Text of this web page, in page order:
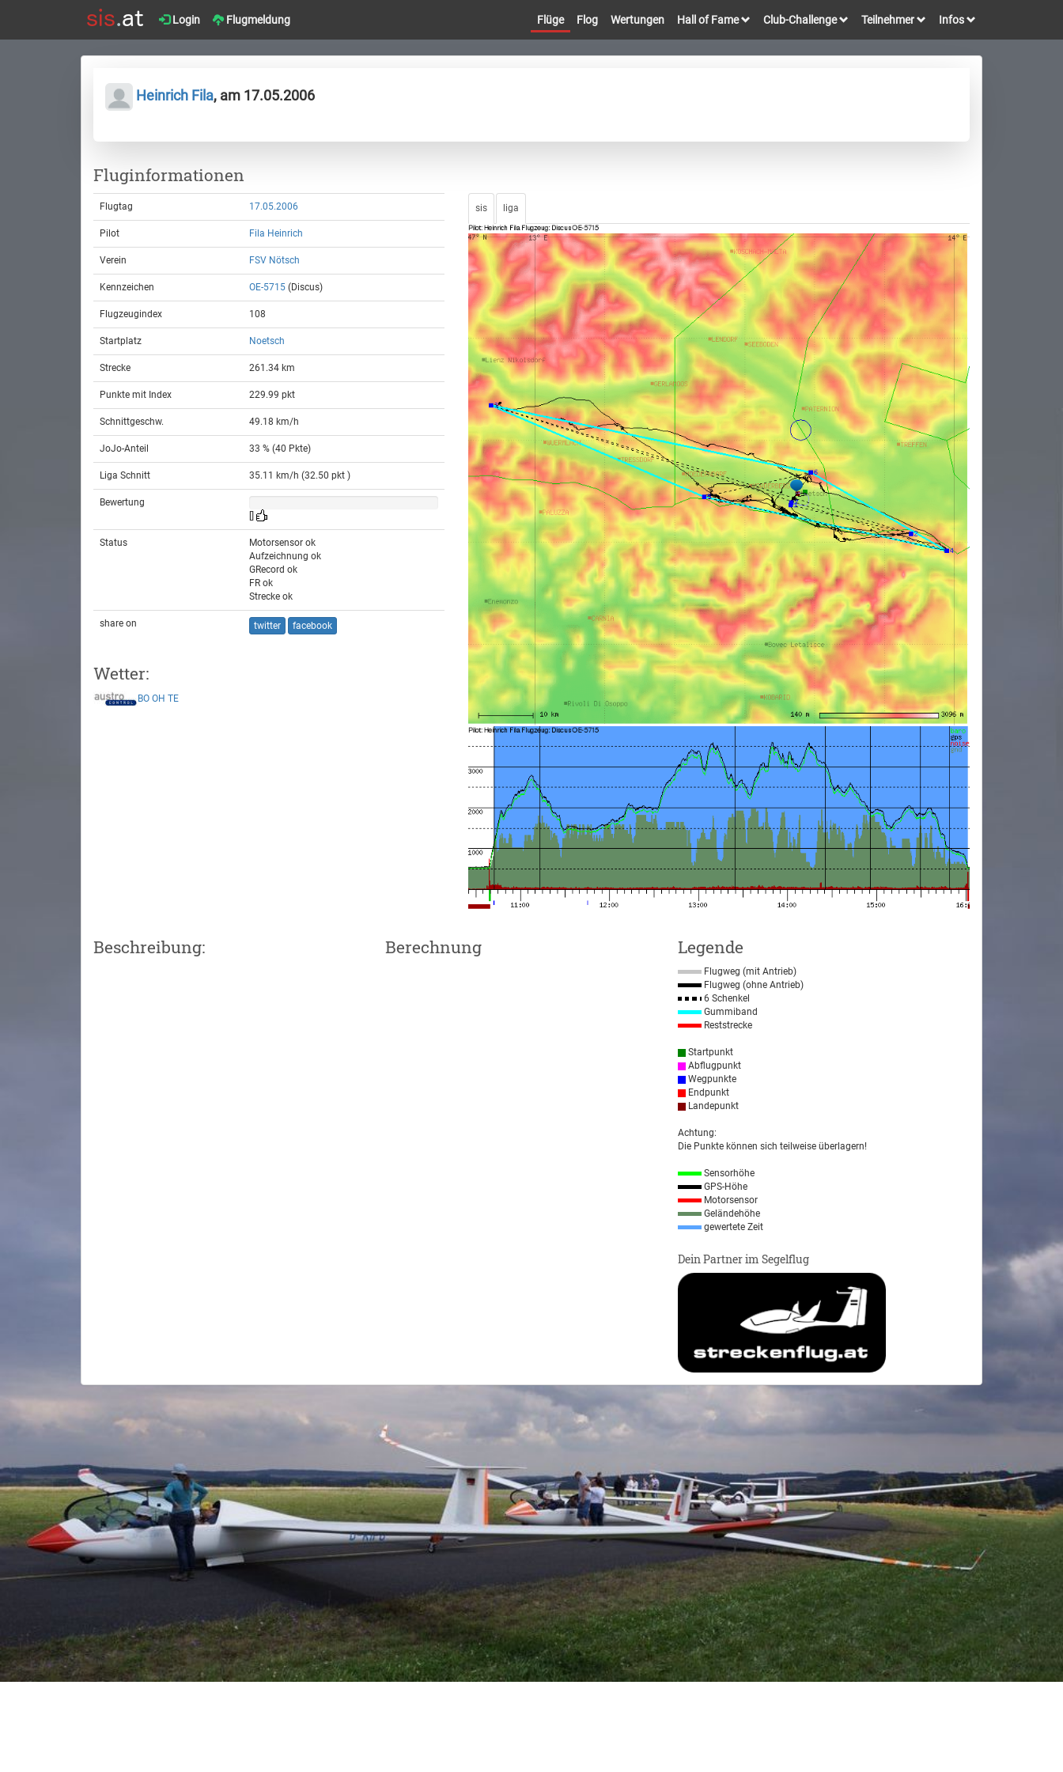
Login Flugmeldung Flüge Flog Wertungen Hall of Fame Club-Challenge Teilnehmer Infos
Heinrich Fila, am 17.05.2006
Fluginformationen
Flugtag 17.05.2006
Pilot Fila Heinrich
Verein FSV Nötsch
Kennzeichen OE-5715 (Discus)
Flugzeugindex 108
Startplatz Noetsch
Strecke 261.34 km
Punkte mit Index 229.99 pkt
Schnittgeschw. 49.18 km/h
JoJo-Anteil 33 % (40 Pkte)
Liga Schnitt 35.11 km/h (32.50 pkt )
Bewertung
[]
Status
Motorsensor ok
Aufzeichnung ok
GRecord ok
FR ok
Strecke ok
share on twitter facebook
Wetter:
BO OH TE
sis liga
Beschreibung: Berechnung Legende
Flugweg (mit Antrieb)
Flugweg (ohne Antrieb)
6 Schenkel
Gummiband
Reststrecke
Startpunkt
Abflugpunkt
Wegpunkte
Endpunkt
Landepunkt
Achtung:
Die Punkte können sich teilweise überlagern!
Sensorhöhe
GPS-Höhe
Motorsensor
Geländehöhe
gewertete Zeit
Dein Partner im Segelflug